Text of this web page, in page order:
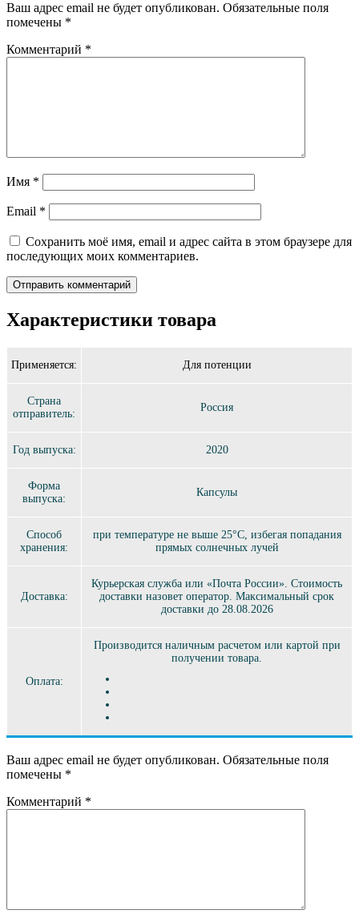
Ваш адрес email не будет опубликован. Обязательные поля
помечены *
Комментарий *
Имя *
Email *
Сохранить моё имя, email и адрес сайта в этом браузере для
последующих моих комментариев.
Характеристики товара
Применяется: Для потенции
Страна
отправитель:
Россия
Год выпуска: 2020
Форма
выпуска:
Капсулы
Способ
хранения:
при температуре не выше 25°C, избегая попадания
прямых солнечных лучей
Доставка:
Курьерская служба или «Почта России». Стоимость
доставки назовет оператор. Максимальный срок
доставки до 28.08.2026
Оплата:
Производится наличным расчетом или картой при
получении товара.
Ваш адрес email не будет опубликован. Обязательные поля
помечены *
Комментарий *